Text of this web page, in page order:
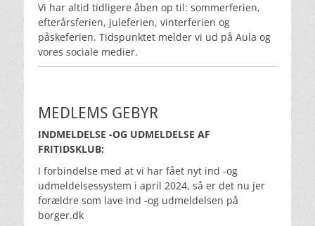
Vi har altid tidligere åben op til: sommerferien,
efterårsferien, juleferien, vinterferien og
påskeferien. Tidspunktet melder vi ud på Aula og
vores sociale medier.
MEDLEMS GEBYR
INDMELDELSE -OG UDMELDELSE AF
FRITIDSKLUB:
I forbindelse med at vi har fået nyt ind -og
udmeldelsessystem i april 2024, så er det nu jer
forældre som lave ind -og udmeldelsen på
borger.dk